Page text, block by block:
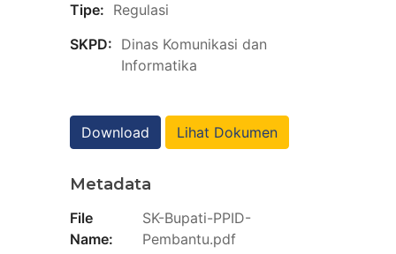
Tipe: Regulasi
SKPD: Dinas Komunikasi dan
Informatika
Download Lihat Dokumen
Metadata
File
Name:
SK-Bupati-PPID-
Pembantu.pdf